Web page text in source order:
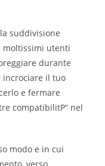
suddivisione
moltissimi utenti
durante
incrociare il tuo
e fermare
compatibilitР“ nel
modo e in cui